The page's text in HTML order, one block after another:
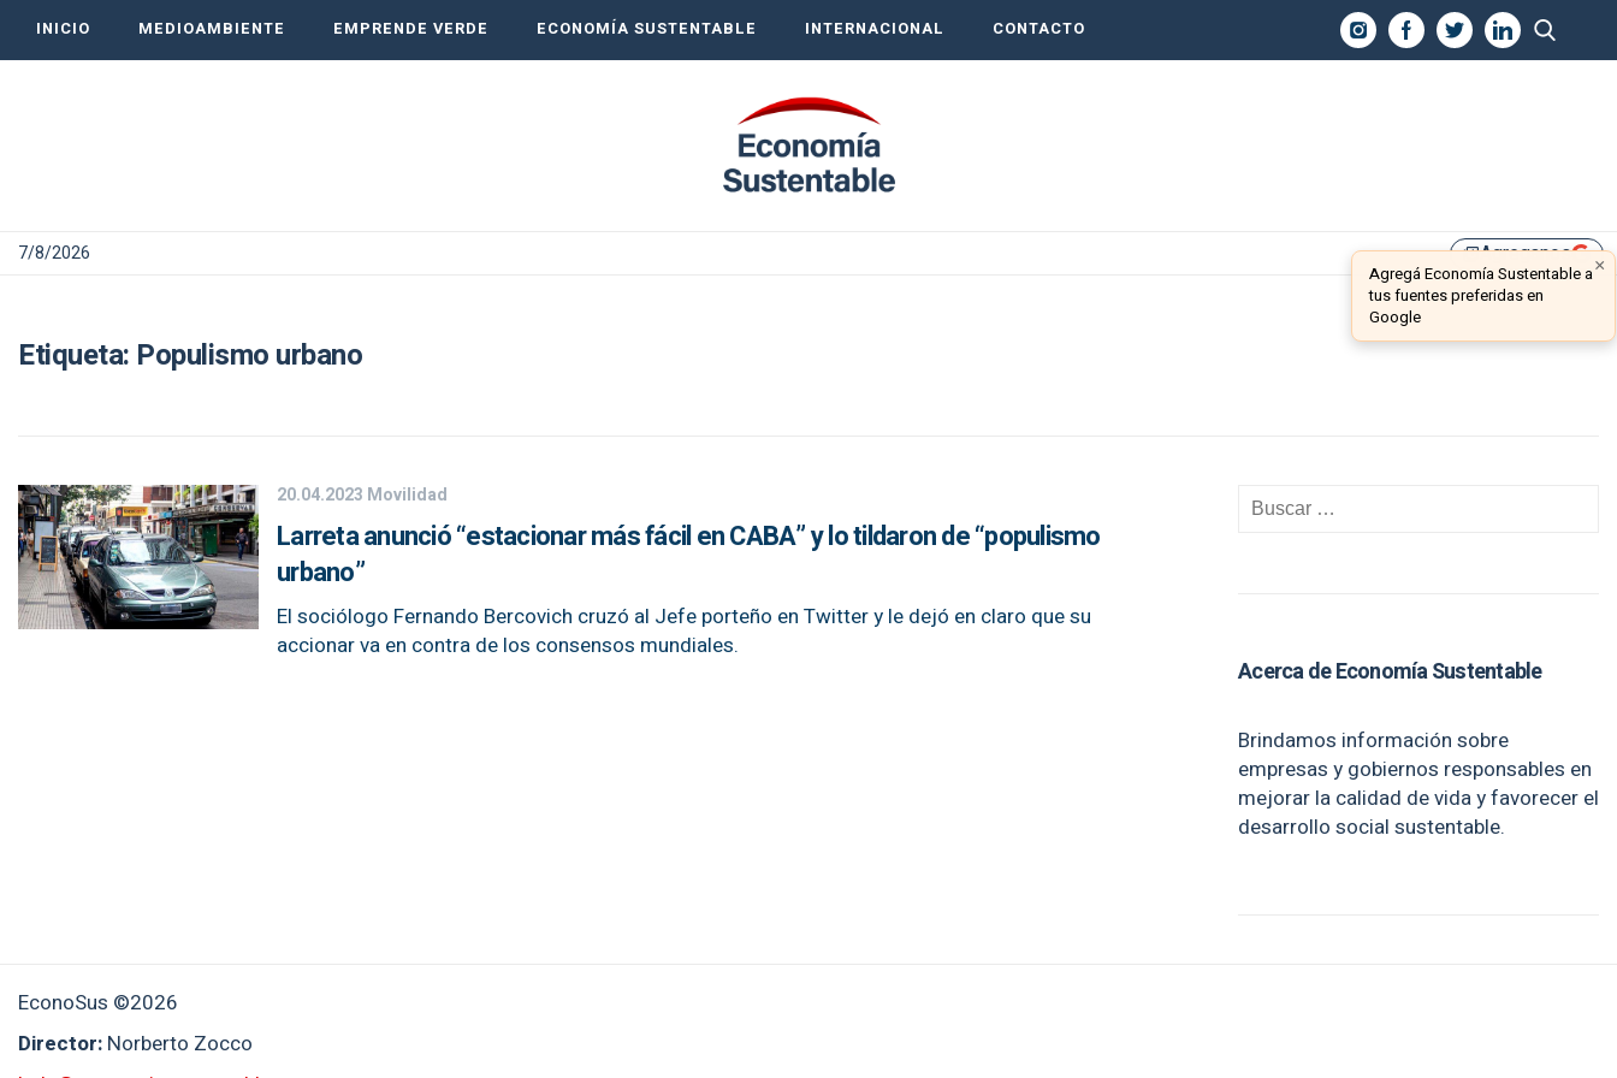
INICIO MEDIOAMBIENTE EMPRENDE VERDE ECONOMÍA SUSTENTABLE INTERNACIONAL CONTACTO
7/8/2026 library_addAgreganos ×
Agregá Economía Sustentable a
tus fuentes preferidas en
Google
Etiqueta: Populismo urbano
20.04.2023 Movilidad
Larreta anunció “estacionar más fácil en CABA” y lo tildaron de “populismo
urbano”
El sociólogo Fernando Bercovich cruzó al Jefe porteño en Twitter y le dejó en claro que su
accionar va en contra de los consensos mundiales.
Acerca de Economía Sustentable
Brindamos información sobre
empresas y gobiernos responsables en
mejorar la calidad de vida y favorecer el
desarrollo social sustentable.
EconoSus ©2026
Director: Norberto Zocco